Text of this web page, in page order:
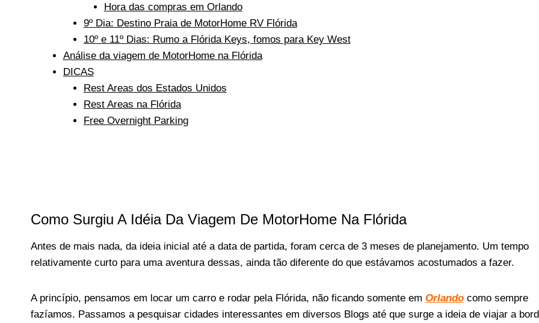
Hora das compras em Orlando
9º Dia: Destino Praia de MotorHome RV Flórida
10º e 11º Dias: Rumo a Flórida Keys, fomos para Key West
Análise da viagem de MotorHome na Flórida
DICAS
Rest Areas dos Estados Unidos
Rest Areas na Flórida
Free Overnight Parking
Como Surgiu A Idéia Da Viagem De MotorHome Na Flórida
Antes de mais nada, da ideia inicial até a data de partida, foram cerca de 3 meses de planejamento. Um tempo
relativamente curto para uma aventura dessas, ainda tão diferente do que estávamos acostumados a fazer.
A princípio, pensamos em locar um carro e rodar pela Flórida, não ficando somente em Orlando como sempre
fazíamos. Passamos a pesquisar cidades interessantes em diversos Blogs até que surge a ideia de viajar a